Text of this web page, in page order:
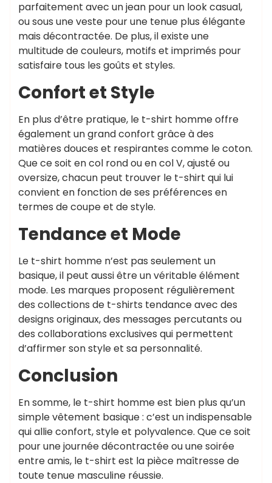
parfaitement avec un jean pour un look casual,
ou sous une veste pour une tenue plus élégante
mais décontractée. De plus, il existe une
multitude de couleurs, motifs et imprimés pour
satisfaire tous les goûts et styles.
Confort et Style
En plus d’être pratique, le t-shirt homme offre
également un grand confort grâce à des
matières douces et respirantes comme le coton.
Que ce soit en col rond ou en col V, ajusté ou
oversize, chacun peut trouver le t-shirt qui lui
convient en fonction de ses préférences en
termes de coupe et de style.
Tendance et Mode
Le t-shirt homme n’est pas seulement un
basique, il peut aussi être un véritable élément
mode. Les marques proposent régulièrement
des collections de t-shirts tendance avec des
designs originaux, des messages percutants ou
des collaborations exclusives qui permettent
d’affirmer son style et sa personnalité.
Conclusion
En somme, le t-shirt homme est bien plus qu’un
simple vêtement basique : c’est un indispensable
qui allie confort, style et polyvalence. Que ce soit
pour une journée décontractée ou une soirée
entre amis, le t-shirt est la pièce maîtresse de
toute tenue masculine réussie.